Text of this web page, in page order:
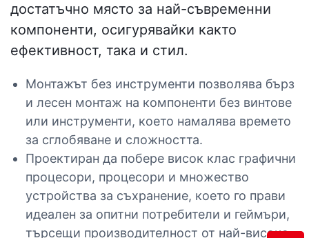
достатъчно място за най-съвременни
компоненти, осигурявайки както
ефективност, така и стил.
Монтажът без инструменти позволява бърз
и лесен монтаж на компоненти без винтове
или инструменти, което намалява времето
за сглобяване и сложността.
Проектиран да побере висок клас графични
процесори, процесори и множество
устройства за съхранение, което го прави
идеален за опитни потребители и геймъри,
търсещи производителност от най-високо